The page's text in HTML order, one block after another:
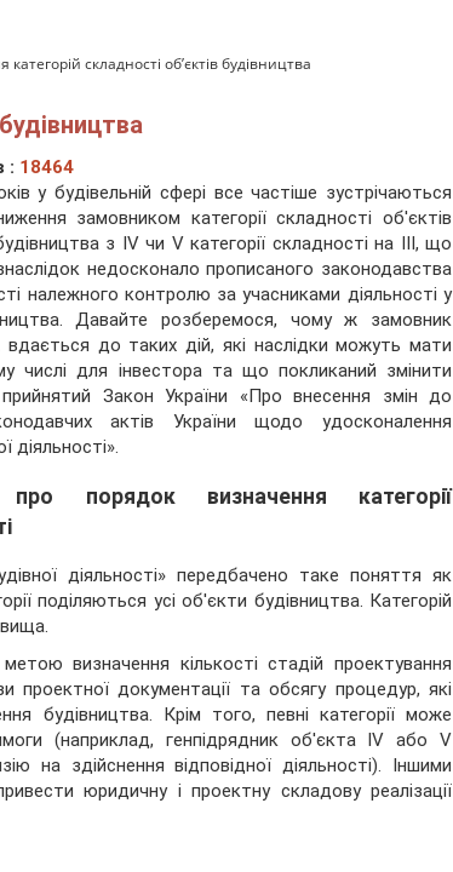
складності об’єктів будівництва
: 18464
у будівельній сфері все частіше зустрічаються
замовником категорії складності об'єктів
з IV чи V категорії складності на ІІІ, що
недосконало прописаного законодавства
належного контролю за учасниками діяльності у
Давайте розберемося, чому ж замовник
вдається до таких дій, які наслідки можуть мати
числі для інвестора та що покликаний змінити
Закон України «Про внесення змін до
актів України щодо удосконалення
діяльності».
порядок визначення категорії
діяльності» передбачено таке поняття як
поділяються усі об'єкти будівництва. Категорій
визначення кількості стадій проектування
проектної документації та обсягу процедур, які
будівництва. Крім того, певні категорії може
(наприклад, генпідрядник об'єкта IV або V
на здійснення відповідної діяльності). Іншими
юридичну і проектну складову реалізації